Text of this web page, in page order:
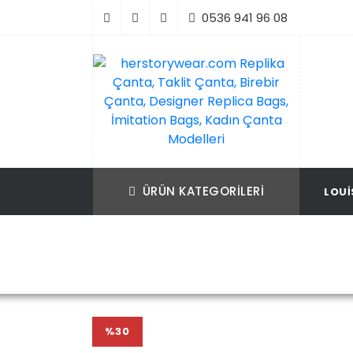
0536 941 96 08
İmitation Bags, Kadın Çanta Modelleri
ÜRÜN KATEGORILERI
%30